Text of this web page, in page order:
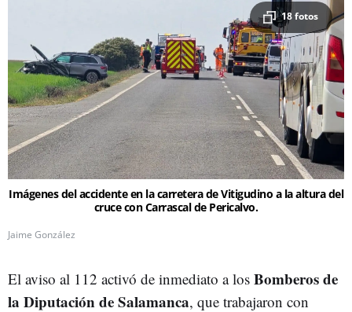
18 fotos
Imágenes del accidente en la carretera de Vitigudino a la altura del
cruce con Carrascal de Pericalvo.
Jaime González
El aviso al 112 activó de inmediato a los Bomberos de
la Diputación de Salamanca, que trabajaron con